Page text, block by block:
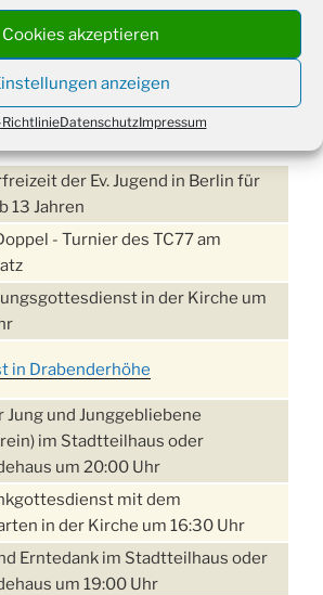
Cookies akzeptieren
anzeigen
DatenschutzImpressum
der Ev. Jugend in Berlin für
13 Jahren
- Turnier des TC77 am
in der Kirche um
in Drabenderhöhe
Jung und Junggebliebene
im Stadtteilhaus oder
um 20:00 Uhr
mit dem
in der Kirche um 16:30 Uhr
Erntedank im Stadtteilhaus oder
um 19:00 Uhr